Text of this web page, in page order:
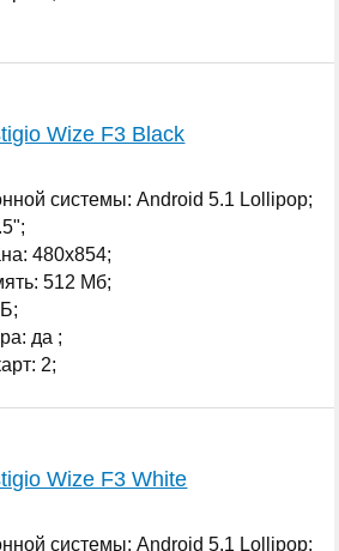
Wize F3 Black
системы: Android 5.1 Lollipop;
480x854;
512 Мб;
да ;
2;
Wize F3 White
системы: Android 5.1 Lollipop;